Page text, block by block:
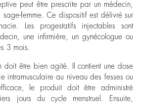
peut être prescrite par un médecin,
sage-femme. Ce dispositif est délivré sur
Les progestatifs injectables sont
une infirmière, un gynécologue ou
3 mois.
doit être bien agité. Il contient une dose
intramusculaire au niveau des fesses ou
le produit doit être administré
jours du cycle menstruel. Ensuite,